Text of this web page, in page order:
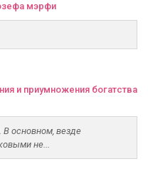
мэрфи
и приумножения богатства
В основном, везде
не...